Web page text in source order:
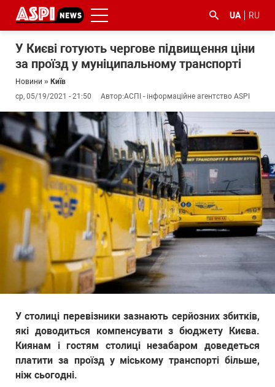
UA RU
У Києві готують чергове підвищення ціни
за проїзд у муніципальному транспорті
Новини » Київ
ср, 05/19/2021 - 21:50
Автор:АСПІ - інформаційне агентство ASPI
У столиці перевізники зазнають серйозних збитків,
які доводиться компенсувати з бюджету Києва.
Киянам і гостям столиці незабаром доведеться
платити за проїзд у міському транспорті більше,
ніж сьогодні.
#ООС
#боротьба
з
корупцією
#ДФС #Київ #коронавірус